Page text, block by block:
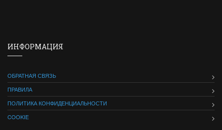
ИНФОРМАЦИЯ
ОБРАТНАЯ СВЯЗЬ
ПРАВИЛА
ПОЛИТИКА КОНФИДЕНЦИАЛЬНОСТИ
COOKIE